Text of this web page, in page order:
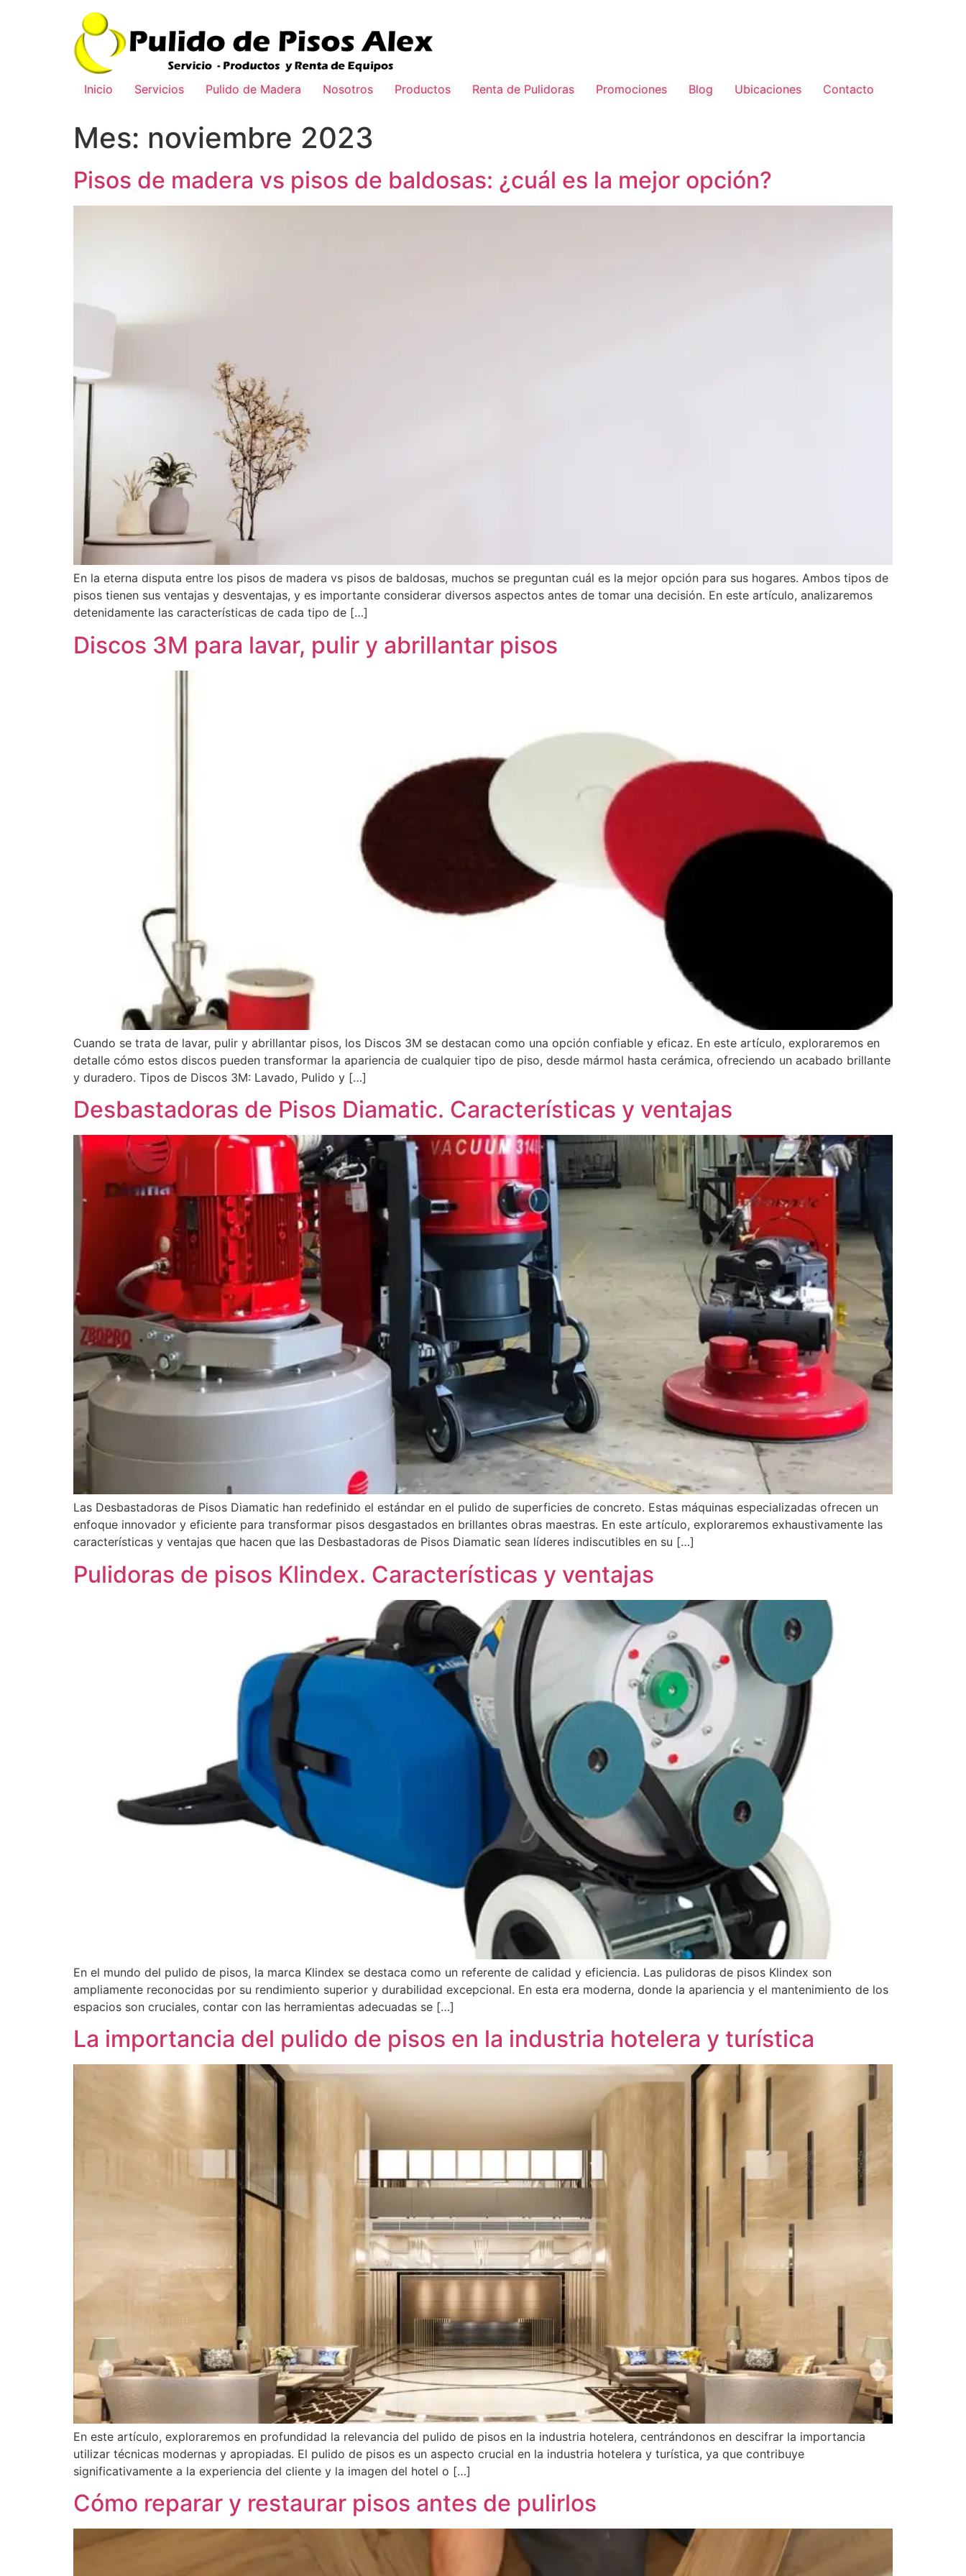
Inicio Servicios Pulido de Madera Nosotros Productos Renta de Pulidoras Promociones Blog Ubicaciones Contacto
Mes: noviembre 2023
Pisos de madera vs pisos de baldosas: ¿cuál es la mejor opción?
En la eterna disputa entre los pisos de madera vs pisos de baldosas, muchos se preguntan cuál es la mejor opción para sus hogares. Ambos tipos de
pisos tienen sus ventajas y desventajas, y es importante considerar diversos aspectos antes de tomar una decisión. En este artículo, analizaremos
detenidamente las características de cada tipo de […]
Discos 3M para lavar, pulir y abrillantar pisos
Cuando se trata de lavar, pulir y abrillantar pisos, los Discos 3M se destacan como una opción confiable y eficaz. En este artículo, exploraremos en
detalle cómo estos discos pueden transformar la apariencia de cualquier tipo de piso, desde mármol hasta cerámica, ofreciendo un acabado brillante
y duradero. Tipos de Discos 3M: Lavado, Pulido y […]
Desbastadoras de Pisos Diamatic. Características y ventajas
Las Desbastadoras de Pisos Diamatic han redefinido el estándar en el pulido de superficies de concreto. Estas máquinas especializadas ofrecen un
enfoque innovador y eficiente para transformar pisos desgastados en brillantes obras maestras. En este artículo, exploraremos exhaustivamente las
características y ventajas que hacen que las Desbastadoras de Pisos Diamatic sean líderes indiscutibles en su […]
Pulidoras de pisos Klindex. Características y ventajas
En el mundo del pulido de pisos, la marca Klindex se destaca como un referente de calidad y eficiencia. Las pulidoras de pisos Klindex son
ampliamente reconocidas por su rendimiento superior y durabilidad excepcional. En esta era moderna, donde la apariencia y el mantenimiento de los
espacios son cruciales, contar con las herramientas adecuadas se […]
La importancia del pulido de pisos en la industria hotelera y turística
En este artículo, exploraremos en profundidad la relevancia del pulido de pisos en la industria hotelera, centrándonos en descifrar la importancia
utilizar técnicas modernas y apropiadas. El pulido de pisos es un aspecto crucial en la industria hotelera y turística, ya que contribuye
significativamente a la experiencia del cliente y la imagen del hotel o […]
Cómo reparar y restaurar pisos antes de pulirlos